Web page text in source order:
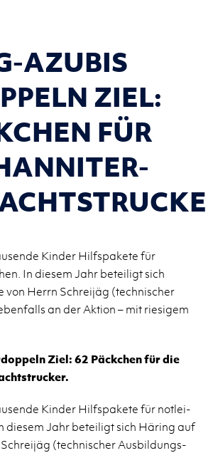
AZUBIS
ZIEL:
FÜR
Kinder Hilfspakete für
In diesem Jahr beteiligt sich
Herrn Schreijäg (technischer
an der Aktion – mit riesigem
Ziel: 62 Päck­chen für die
Kin­der Hilfs­pa­ke­te für not­lei­
die­sem Jahr be­tei­ligt sich Hä­ring auf
(tech­ni­scher Aus­bil­dungs­